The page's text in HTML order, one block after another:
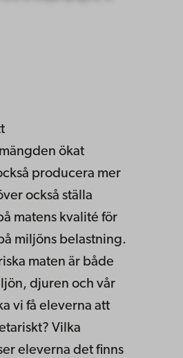
ökat
producera mer
också ställa
matens kvalité för
miljöns belastning.
maten är både
djuren och vår
vi få eleverna att
Vilka
eleverna det finns